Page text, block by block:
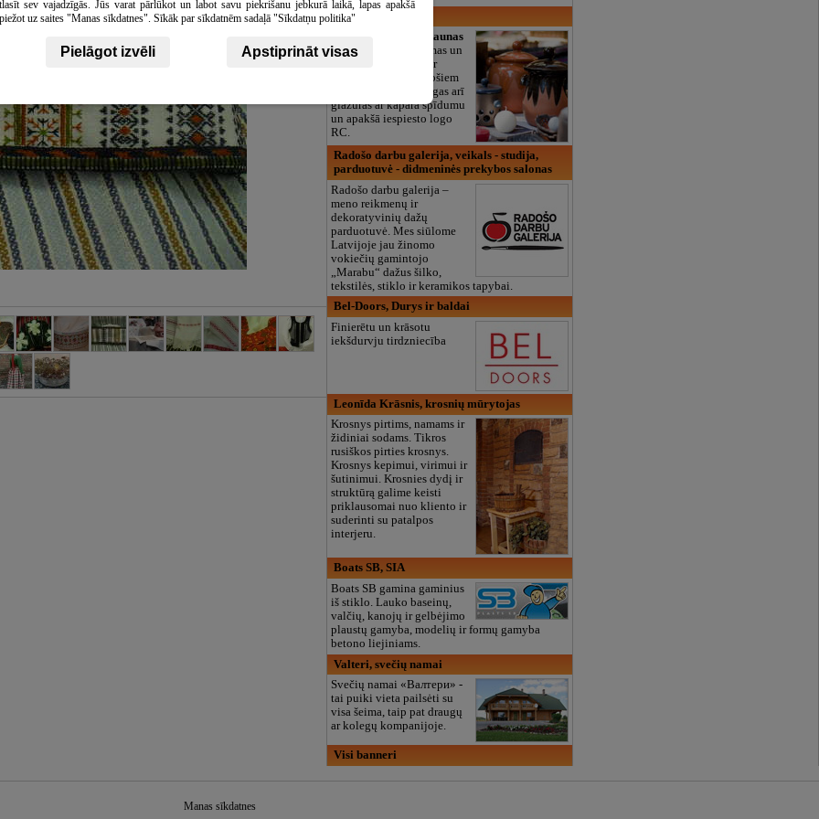
Raunas ceplis
Raunas
ceplis
. ieierastas formas un
faktūras, puķu podi ir
komplektā ar atbilstošiem
paliktņiem. Raksturīgas arī
glazūras ar kapara spīdumu
un apakšā iespiesto logo
RC.
Radošo darbu galerija, veikals - studija,
parduotuvė - didmeninės prekybos salonas
Radošo darbu galerija –
meno reikmenų ir
dekoratyvinių dažų
parduotuvė. Mes siūlome
Latvijoje jau žinomo
vokiečių gamintojo
„Marabu“ dažus šilko,
tekstilės, stiklo ir keramikos tapybai.
Bel-Doors, Durys ir baldai
Finierētu un krāsotu
iekšdurvju tirdzniecība
Leonīda Krāsnis, krosnių mūrytojas
Krosnys pirtims, namams ir
židiniai sodams. Tikros
rusiškos pirties krosnys.
Krosnys kepimui, virimui ir
šutinimui. Krosnies dydį ir
struktūrą galime keisti
priklausomai nuo kliento ir
suderinti su patalpos
interjeru.
Boats SB, SIA
Boats SB gamina gaminius
iš stiklo. Lauko baseinų,
valčių, kanojų ir gelbėjimo
plaustų gamyba, modelių ir formų gamyba
betono liejiniams.
Valteri, svečių namai
Svečių namai «Валтери» -
tai puiki vieta pailsėti su
visa šeima, taip pat draugų
ar kolegų kompanijoje.
Visi banneri
sev vajadzīgās. Jūs varat pārlūkot un labot savu piekrišanu jebkurā laikā, lapas apakšā
uz saites "Manas sīkdatnes". Sīkāk par sīkdatnēm sadaļā "Sīkdatņu politika"
Pielāgot izvēli Apstiprināt visas
Manas sīkdatnes